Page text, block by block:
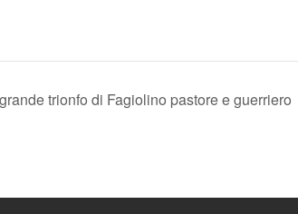
trionfo di Fagiolino pastore e guerriero